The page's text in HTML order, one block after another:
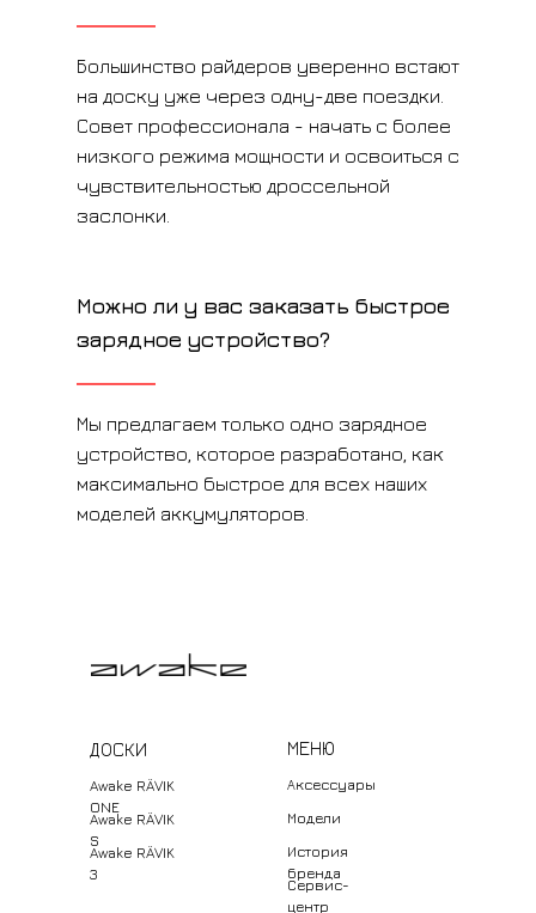
Большинство райдеров уверенно встают
на доску уже через одну-две поездки.
Совет профессионала - начать с более
низкого режима мощности и освоиться с
чувствительностью дроссельной
заслонки.
Мы предлагаем только одно зарядное
устройство, которое разработано, как
максимально быстрое для всех наших
моделей аккумуляторов.
Можно ли у вас заказать быстрое
зарядное устройство?
МЕНЮ
Модели
Аксессуары
История
бренда
Cервис-
центр
ДОСКИ
Awake RÄVIK
ONE
Awake RÄVIK
S
Awake RÄVIK
3